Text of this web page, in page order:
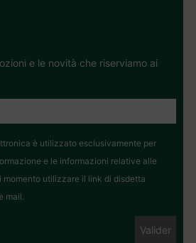
e le novità che riserviamo ai
è utilizzato esclusivamente per
e le informazioni relative alle
utilizzare il link di disdetta
mail.